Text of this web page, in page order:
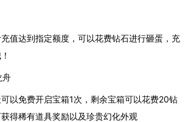
值达到指定额度，可以花费钻石进行砸蛋，充
舟
以免费开启宝箱1次，剩余宝箱可以花费20钻
得稀有道具奖励以及珍贵幻化外观